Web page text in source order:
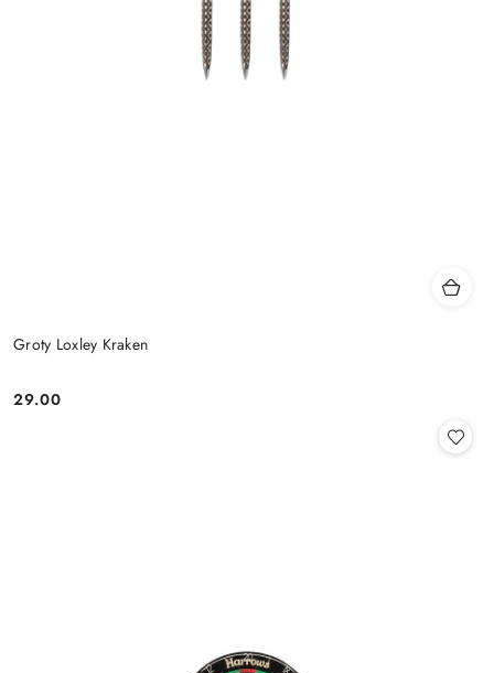
Groty Loxley Kraken
Cena:
29.00